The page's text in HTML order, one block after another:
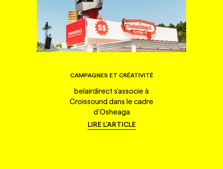
CAMPAGNES ET CRÉATIVITÉ
belairdirect s'associe à
Croissound dans le cadre
d'Osheaga
LIRE L'ARTICLE